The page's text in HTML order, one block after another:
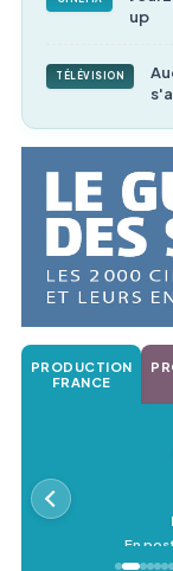
up
TÉLÉVISION
PRODUCTION
FRANCE
En